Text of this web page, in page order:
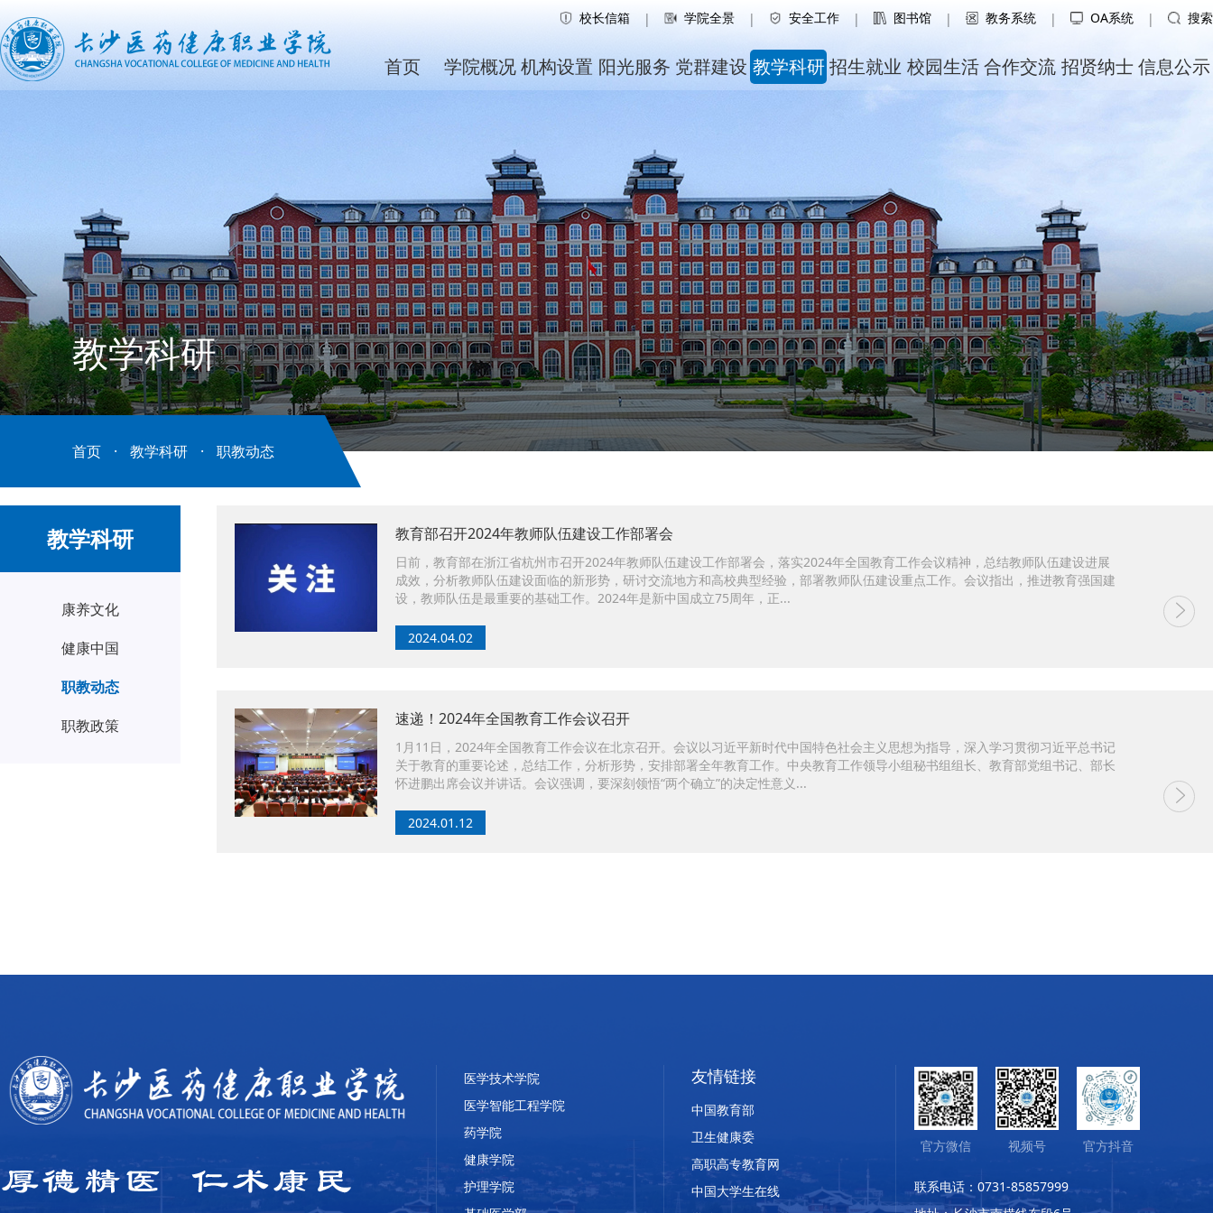
校长信箱 | 学院全景 | 安全工作 | 图书馆 | 教务系统 | OA系统 | 搜索
首页 学院概况 机构设置 阳光服务 党群建设 教学科研 招生就业 校园生活 合作交流 招贤纳士 信息公示
教学科研
首页 · 教学科研 · 职教动态
教学科研
康养文化
健康中国
职教动态
职教政策
教育部召开2024年教师队伍建设工作部署会
日前，教育部在浙江省杭州市召开2024年教师队伍建设工作部署会，落实2024年全国教育工作会议精神，总结教师队伍建设进展
成效，分析教师队伍建设面临的新形势，研讨交流地方和高校典型经验，部署教师队伍建设重点工作。会议指出，推进教育强国建
设，教师队伍是最重要的基础工作。2024年是新中国成立75周年，正...
2024.04.02
速递！2024年全国教育工作会议召开
1月11日，2024年全国教育工作会议在北京召开。会议以习近平新时代中国特色社会主义思想为指导，深入学习贯彻习近平总书记
关于教育的重要论述，总结工作，分析形势，安排部署全年教育工作。中央教育工作领导小组秘书组组长、教育部党组书记、部长
怀进鹏出席会议并讲话。会议强调，要深刻领悟“两个确立”的决定性意义...
2024.01.12
医学技术学院
医学智能工程学院
药学院
健康学院
护理学院
友情链接
中国教育部
卫生健康委
高职高专教育网
中国大学生在线
官方微信 视频号 官方抖音
联系电话：0731-85857999